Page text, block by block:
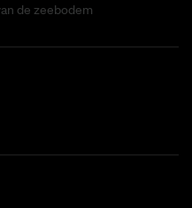
de zeebodem